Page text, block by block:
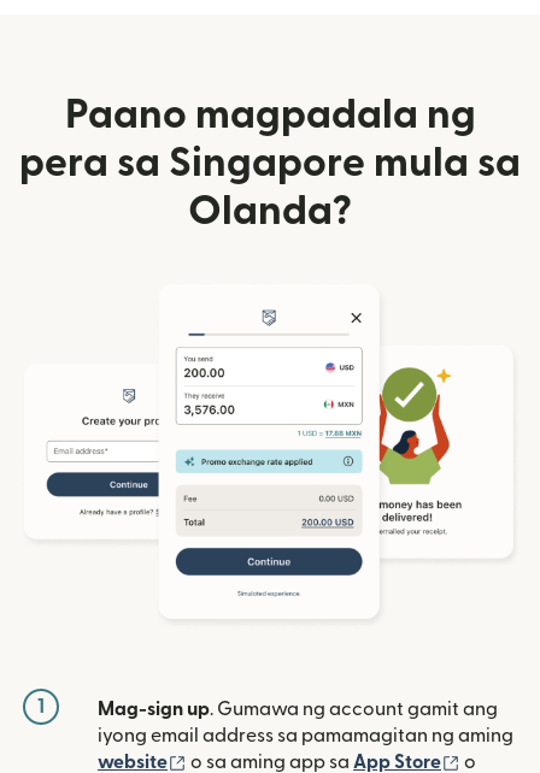
Paano magpadala ng
pera sa Singapore mula sa
Olanda?
1 Mag-sign up. Gumawa ng account gamit ang
iyong email address sa pamamagitan ng aming
website
(bubukas sa bagong window)
o sa aming app sa App Store
o